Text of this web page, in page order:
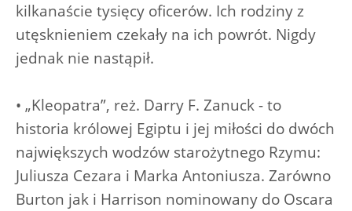
kilkanaście tysięcy oficerów. Ich rodziny z
utęsknieniem czekały na ich powrót. Nigdy
jednak nie nastąpił.
• „Kleopatra”, reż. Darry F. Zanuck - to
historia królowej Egiptu i jej miłości do dwóch
największych wodzów starożytnego Rzymu:
Juliusza Cezara i Marka Antoniusza. Zarówno
Burton jak i Harrison nominowany do Oscara